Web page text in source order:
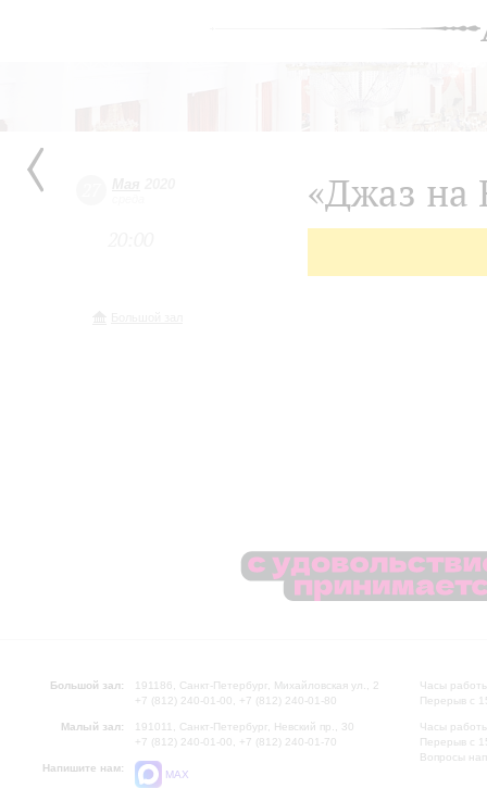
«Джаз на
Большой зал:
191186, Санкт-Петербург, Михайловская ул., 2
+7 (812) 240-01-00, +7 (812) 240-01-80
Малый зал:
191011, Санкт-Петербург, Невский пр., 30
+7 (812) 240-01-00, +7 (812) 240-01-70
Напишите нам:
MAX
Часы
Перерыв с
Часы
Перерыв с
Вопросы